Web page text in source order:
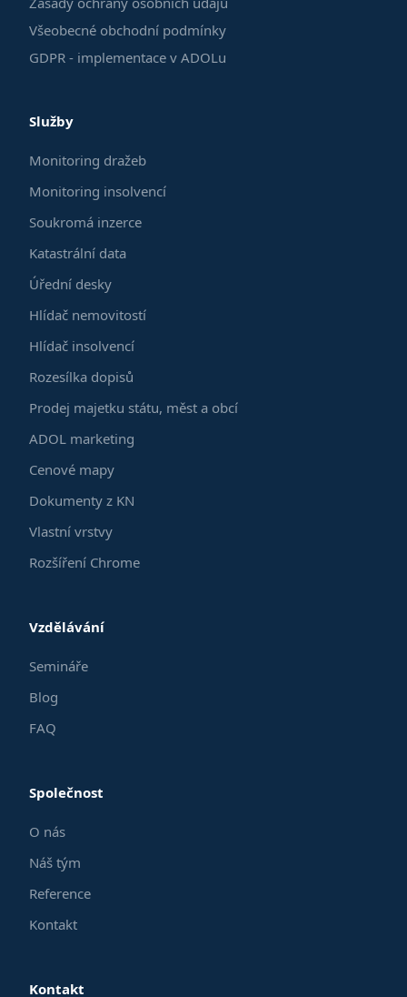
Všeobecné obchodní podmínky
GDPR - implementace v ADOLu
Služby
Monitoring dražeb
Monitoring insolvencí
Soukromá inzerce
Katastrální data
Úřední desky
Hlídač nemovitostí
Hlídač insolvencí
Rozesílka dopisů
Prodej majetku státu, měst a obcí
ADOL marketing
Cenové mapy
Dokumenty z KN
Vlastní vrstvy
Rozšíření Chrome
Vzdělávání
Semináře
Blog
FAQ
Společnost
O nás
Náš tým
Reference
Kontakt
Kontakt